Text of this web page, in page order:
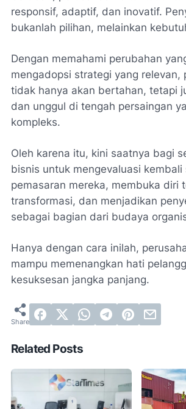
responsif, adaptif, dan inovatif.
bukanlah pilihan, melainkan
Dengan memahami perubahan
mengadopsi strategi yang relevan,
tidak hanya akan bertahan, tetapi
dan unggul di tengah persaingan
kompleks.
Oleh karena itu, kini saatnya bagi
bisnis untuk mengevaluasi kembali
pemasaran mereka, membuka diri
transformasi, dan menjadikan
sebagai bagian dari budaya
Hanya dengan cara inilah,
mampu memenangkan hati
kesuksesan jangka panjang.
Related Posts